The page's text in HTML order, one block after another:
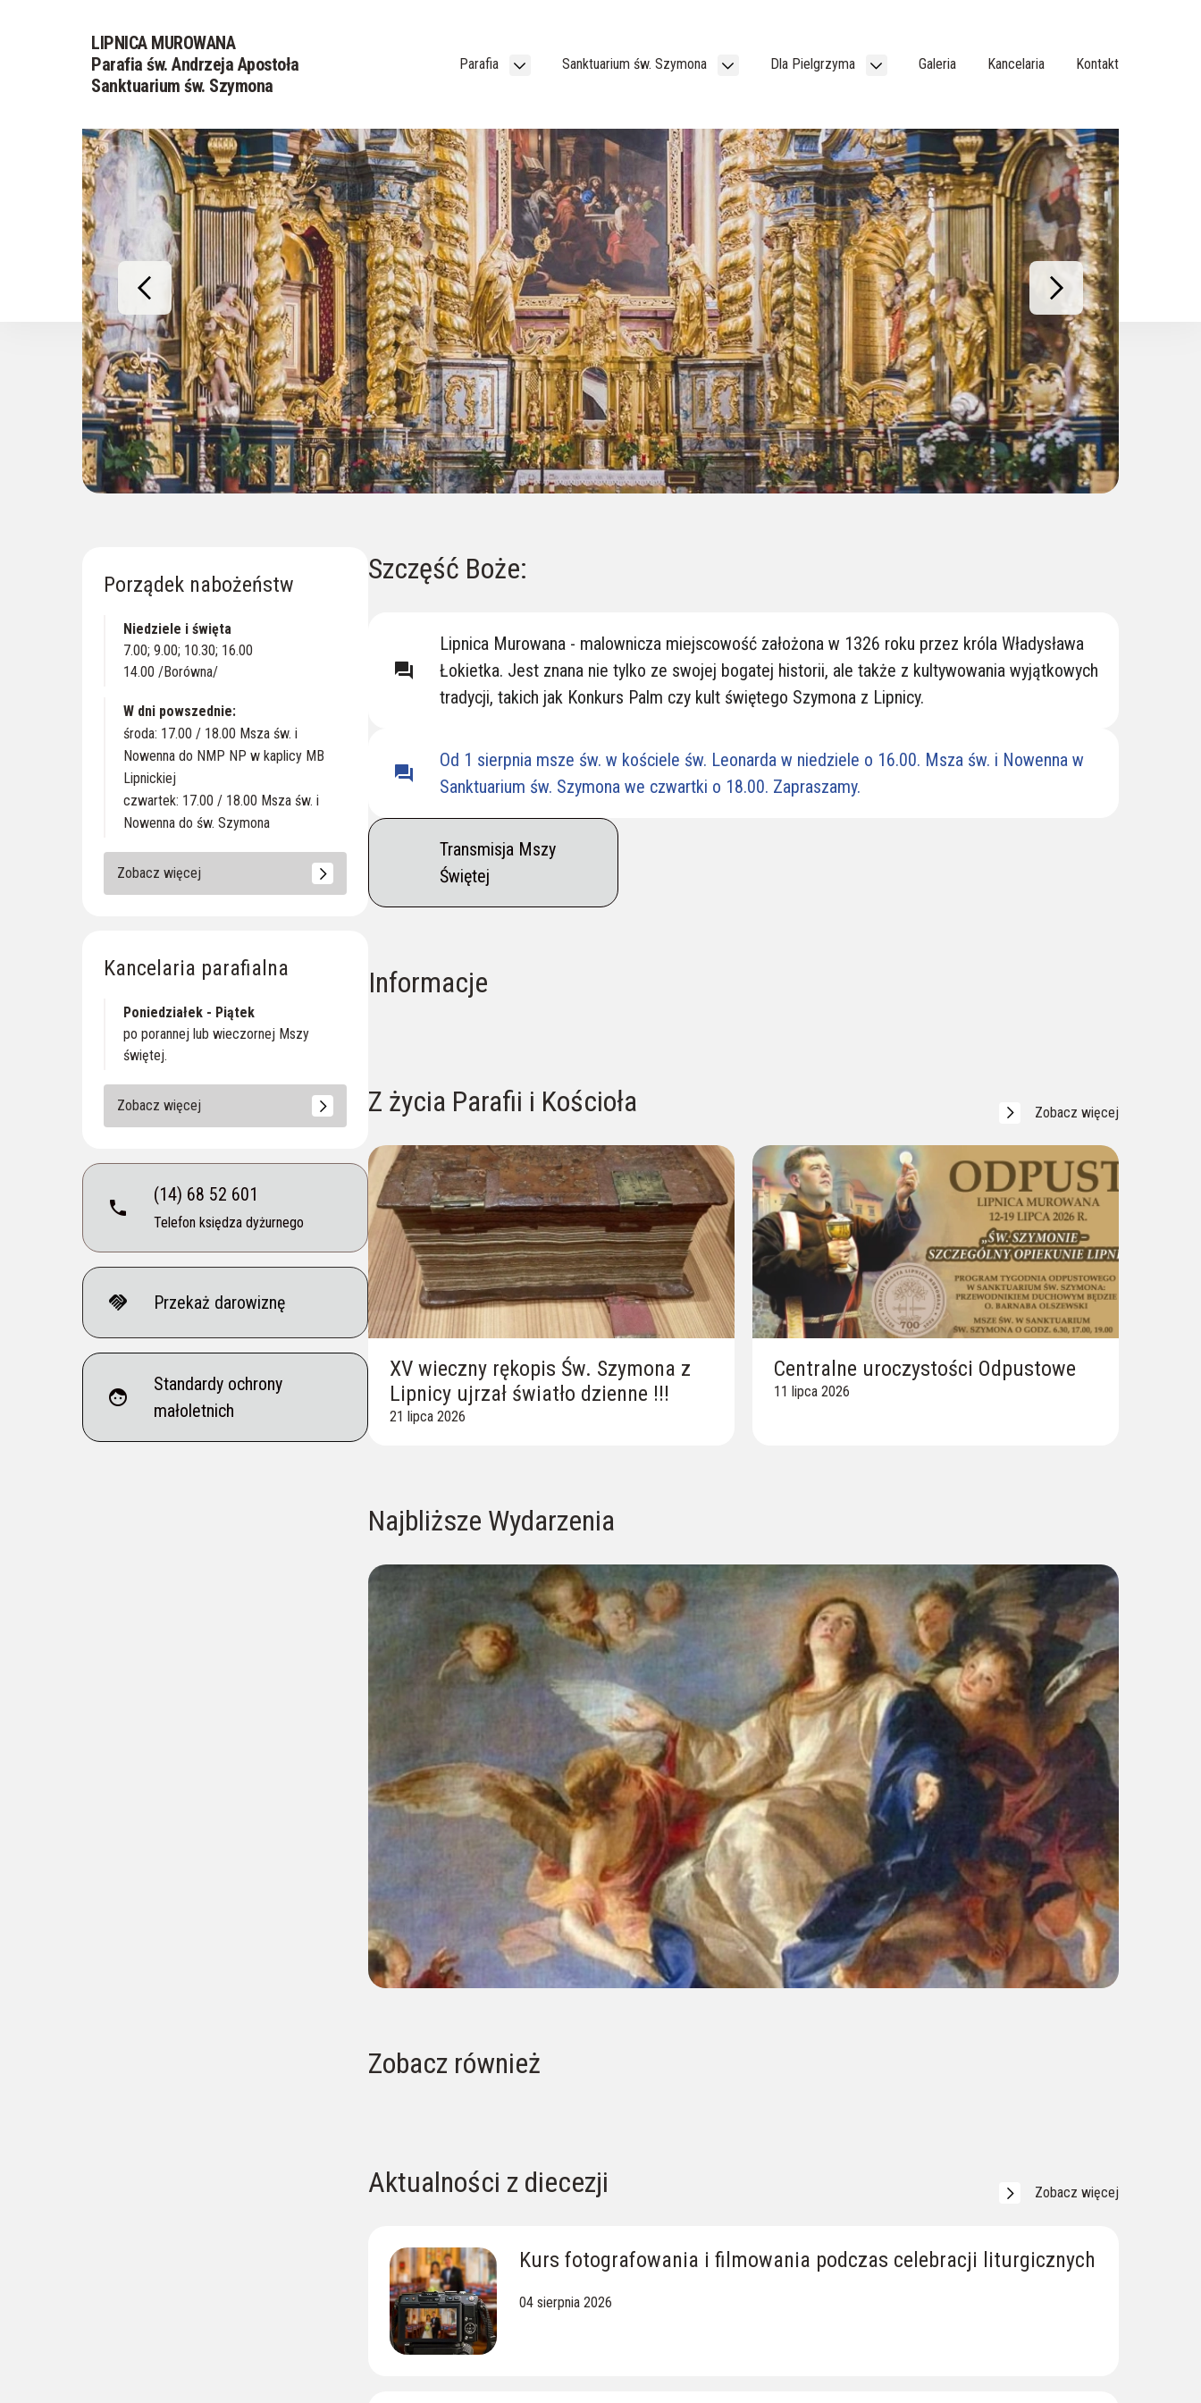
LIPNICA MUROWANA
Parafia św. Andrzeja Apostoła
Sanktuarium św. Szymona
Parafia Sanktuarium św. Szymona Dla Pielgrzyma Galeria Kancelaria Kontakt
Porządek nabożeństw
Niedziele i święta
7.00; 9.00; 10.30; 16.00
14.00 /Borówna/
W dni powszednie:
środa: 17.00 / 18.00 Msza św. i
Nowenna do NMP NP w kaplicy MB
Lipnickiej
czwartek: 17.00 / 18.00 Msza św. i
Nowenna do św. Szymona
Zobacz więcej
Kancelaria parafialna
Poniedziałek - Piątek
po porannej lub wieczornej Mszy
świętej.
Zobacz więcej
phone
(14) 68 52 601
Telefon księdza dyżurnego
handshake Przekaż darowiznę
face
Standardy ochrony
małoletnich
Szczęść Boże:
question_answer
Lipnica Murowana - malownicza miejscowość założona w 1326 roku przez króla Władysława
Łokietka. Jest znana nie tylko ze swojej bogatej historii, ale także z kultywowania wyjątkowych
tradycji, takich jak Konkurs Palm czy kult świętego Szymona z Lipnicy.
question_answer
Od 1 sierpnia msze św. w kościele św. Leonarda w niedziele o 16.00. Msza św. i Nowenna w
Sanktuarium św. Szymona we czwartki o 18.00. Zapraszamy.
Transmisja Mszy
Świętej
Informacje
Z życia Parafii i Kościoła Zobacz więcej
XV wieczny rękopis Św. Szymona z
Lipnicy ujrzał światło dzienne !!!
21 lipca 2026
Centralne uroczystości Odpustowe
11 lipca 2026
Najbliższe Wydarzenia
Zobacz również
Aktualności z diecezji Zobacz więcej
Kurs fotografowania i filmowania podczas celebracji liturgicznych
04 sierpnia 2026